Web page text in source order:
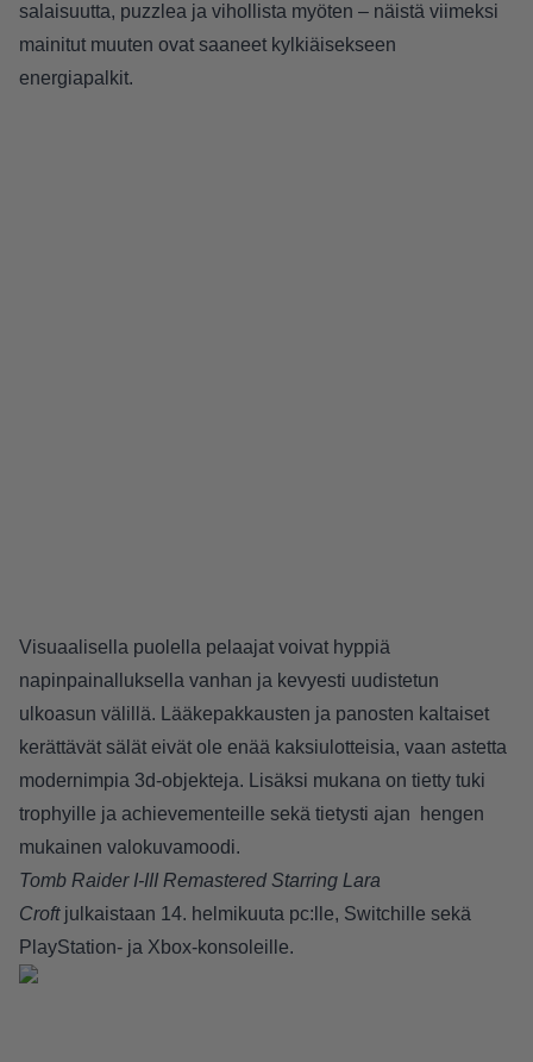
salaisuutta, puzzlea ja vihollista myöten – näistä viimeksi
mainitut muuten ovat saaneet kylkiäisekseen
energiapalkit.
Visuaalisella puolella pelaajat voivat hyppiä
napinpainalluksella vanhan ja kevyesti uudistetun
ulkoasun välillä. Lääkepakkausten ja panosten kaltaiset
kerättävät sälät eivät ole enää kaksiulotteisia, vaan astetta
modernimpia 3d-objekteja. Lisäksi mukana on tietty tuki
trophyille ja achievementeille sekä tietysti ajan hengen
mukainen valokuvamoodi.
Tomb Raider I-III Remastered Starring Lara
Croftjulkaistaan 14. helmikuuta pc:lle, Switchille sekä
PlayStation- ja Xbox-konsoleille.